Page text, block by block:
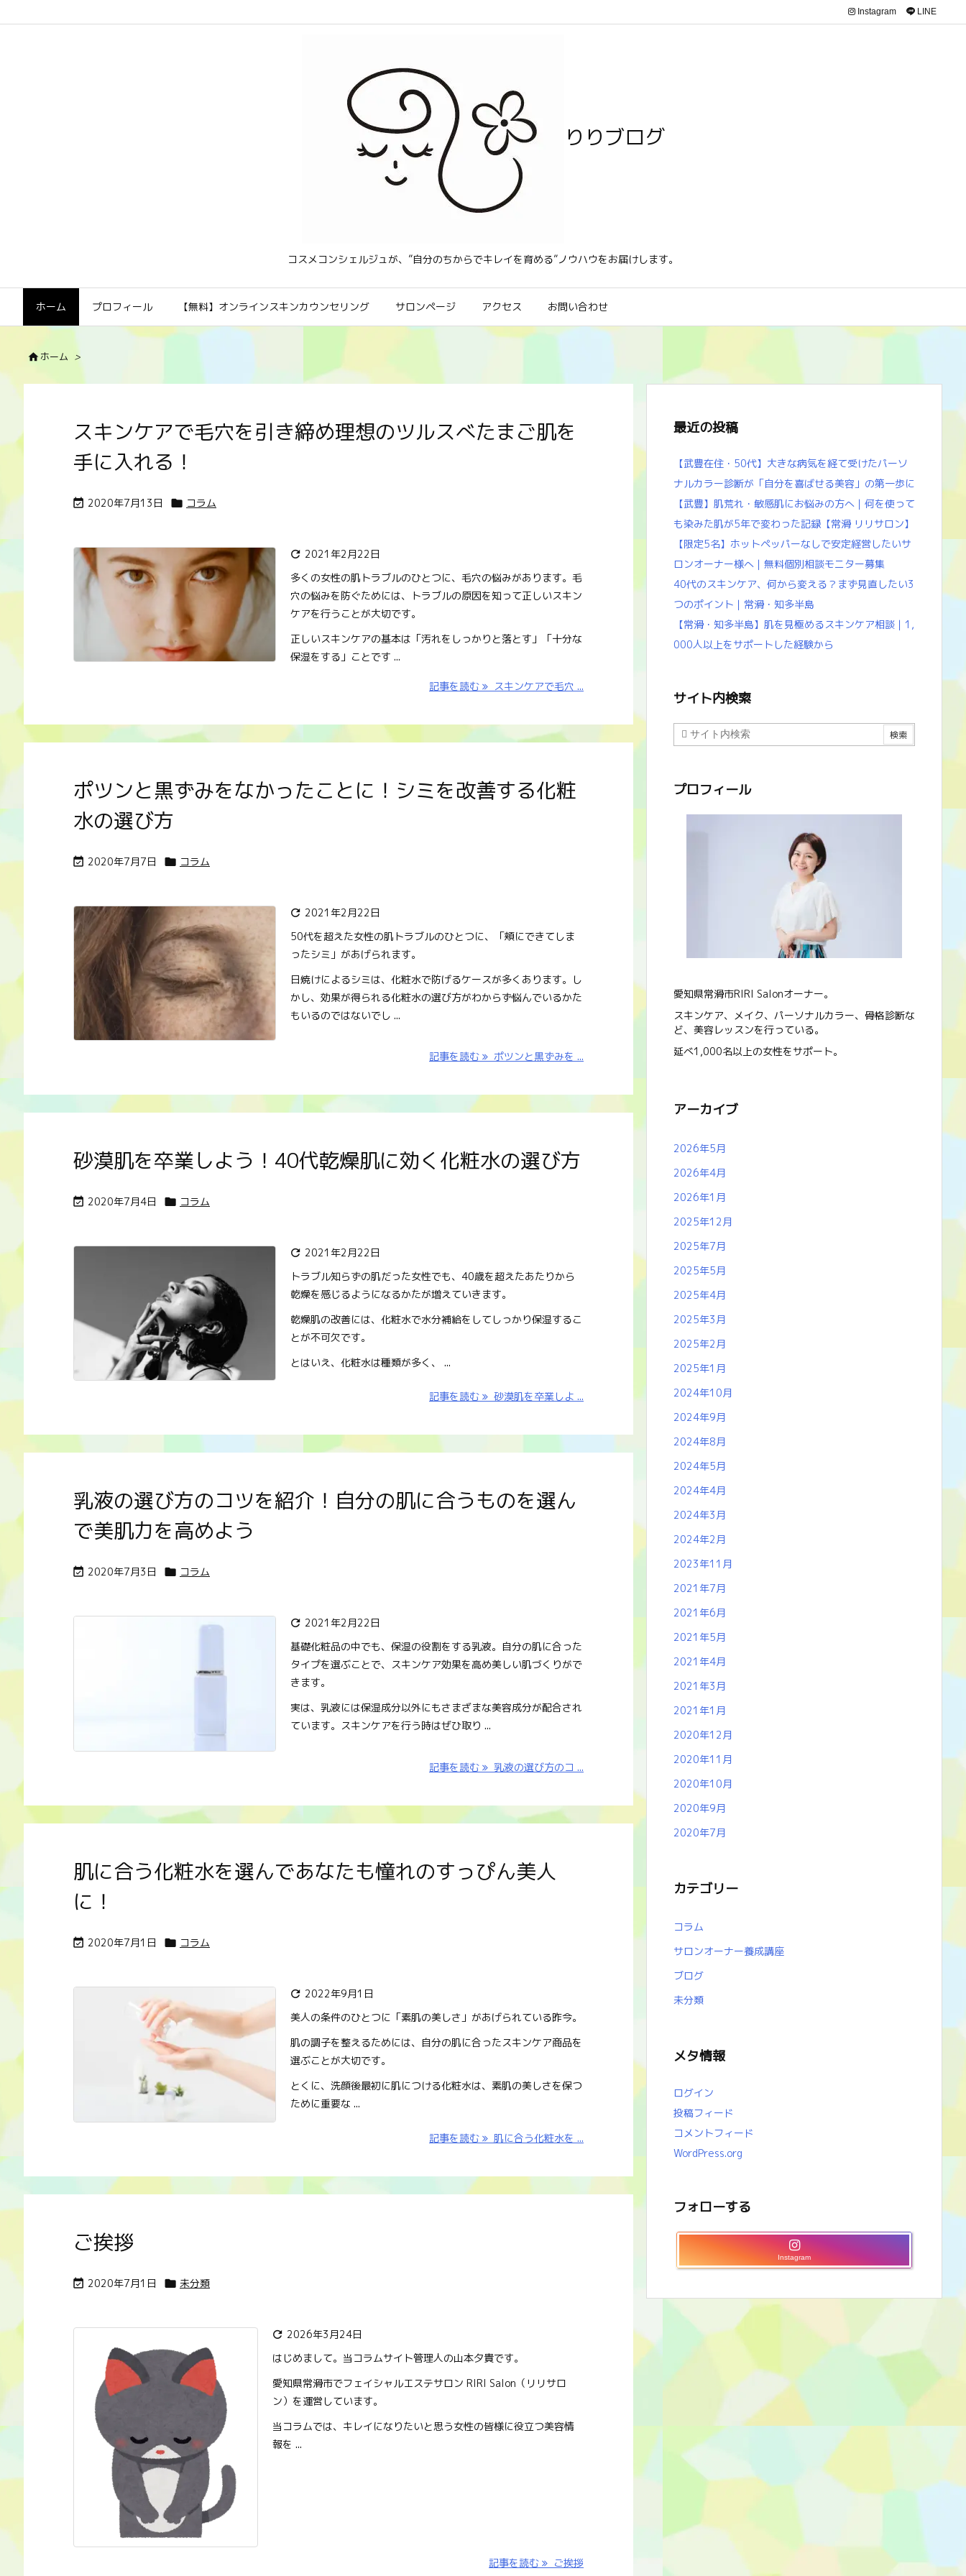
りりブログ
コスメコンシェルジュが、”自分のちからでキレイを育める”ノウハウをお届けします。
ホーム プロフィール 【無料】オンラインスキンカウンセリング サロンページ アクセス お問い合わせ
Instagram LINE
ホーム >
スキンケアで毛穴を引き締め理想のツルスべたまご肌を
手に入れる！
 2020年7月13日  コラム
 2021年2月22日
多くの女性の肌トラブルのひとつに、毛穴の悩みがあります。毛
穴の悩みを防ぐためには、トラブルの原因を知って正しいスキン
ケアを行うことが大切です。
正しいスキンケアの基本は「汚れをしっかりと落とす」「十分な
保湿をする」ことです ...
記事を読む スキンケアで毛穴 ...
ポツンと黒ずみをなかったことに！シミを改善する化粧
水の選び方
 2020年7月7日  コラム
 2021年2月22日
50代を超えた女性の肌トラブルのひとつに、「頬にできてしま
ったシミ」があげられます。
日焼けによるシミは、化粧水で防げるケースが多くあります。し
かし、効果が得られる化粧水の選び方がわからず悩んでいるかた
もいるのではないでし ...
記事を読む ポツンと黒ずみを ...
砂漠肌を卒業しよう！40代乾燥肌に効く化粧水の選び方
 2020年7月4日  コラム
 2021年2月22日
トラブル知らずの肌だった女性でも、40歳を超えたあたりから
乾燥を感じるようになるかたが増えていきます。
乾燥肌の改善には、化粧水で水分補給をしてしっかり保湿するこ
とが不可欠です。
とはいえ、化粧水は種類が多く、 ...
記事を読む 砂漠肌を卒業しよ ...
乳液の選び方のコツを紹介！自分の肌に合うものを選ん
で美肌力を高めよう
 2020年7月3日  コラム
 2021年2月22日
基礎化粧品の中でも、保湿の役割をする乳液。自分の肌に合った
タイプを選ぶことで、スキンケア効果を高め美しい肌づくりがで
きます。
実は、乳液には保湿成分以外にもさまざまな美容成分が配合され
ています。スキンケアを行う時はぜひ取り ...
記事を読む 乳液の選び方のコ ...
肌に合う化粧水を選んであなたも憧れのすっぴん美人
に！
 2020年7月1日  コラム
 2022年9月1日
美人の条件のひとつに「素肌の美しさ」があげられている昨今。
肌の調子を整えるためには、自分の肌に合ったスキンケア商品を
選ぶことが大切です。
とくに、洗顔後最初に肌につける化粧水は、素肌の美しさを保つ
ために重要な ...
記事を読む 肌に合う化粧水を ...
ご挨拶
 2020年7月1日  未分類
 2026年3月24日
はじめまして。当コラムサイト管理人の山本夕貴です。
愛知県常滑市でフェイシャルエステサロン RIRI Salon（リリサロ
ン）を運営しています。
当コラムでは、キレイになりたいと思う女性の皆様に役立つ美容情
報を ...
記事を読む ご挨拶
最近の投稿
【武豊在住・50代】大きな病気を経て受けたパーソ
ナルカラー診断が「自分を喜ばせる美容」の第一歩に
【武豊】肌荒れ・敏感肌にお悩みの方へ｜何を使って
も染みた肌が5年で変わった記録【常滑 リリサロン】
【限定5名】ホットペッパーなしで安定経営したいサ
ロンオーナー様へ｜無料個別相談モニター募集
40代のスキンケア、何から変える？まず見直したい3
つのポイント｜常滑・知多半島
【常滑・知多半島】肌を見極めるスキンケア相談｜1,
000人以上をサポートした経験から
サイト内検索
プロフィール
愛知県常滑市RIRI Salonオーナー。
スキンケア、メイク、パーソナルカラー、骨格診断な
ど、美容レッスンを行っている。
延べ1,000名以上の女性をサポート。
アーカイブ
2026年5月
2026年4月
2026年1月
2025年12月
2025年7月
2025年5月
2025年4月
2025年3月
2025年2月
2025年1月
2024年10月
2024年9月
2024年8月
2024年5月
2024年4月
2024年3月
2024年2月
2023年11月
2021年7月
2021年6月
2021年5月
2021年4月
2021年3月
2021年1月
2020年12月
2020年11月
2020年10月
2020年9月
2020年7月
カテゴリー
コラム
サロンオーナー養成講座
ブログ
未分類
メタ情報
ログイン
投稿フィード
コメントフィード
WordPress.org
フォローする
Instagram